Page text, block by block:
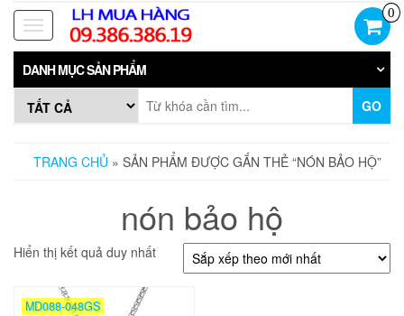
Skip
the
content
Toggle
navigation
0
DANH MỤC SẢN PHẨM
GO
TRANG CHỦ » SẢN PHẨM ĐƯỢC GẮN THẺ “NÓN BẢO HỘ”
nón bảo hộ
Hiển thị kết quả duy nhất
MD088-048GS